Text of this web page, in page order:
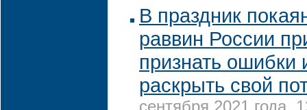
В праздник
раввин России
признать ошибки
раскрыть свой